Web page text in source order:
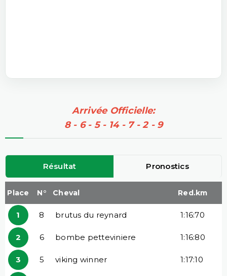
Arrivée Officielle:
8 - 6 - 5 - 14 - 7 - 2 - 9
Résultat Pronostics
Place N° Cheval Red.km
1 8 brutus du reynard 1:16:70
2 6 bombe petteviniere 1:16:80
3 5 viking winner 1:17:10